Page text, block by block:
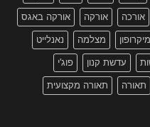
אורכה אורקה אורקה באגס
מיקרופון מצלמה נאנלייט
עדשת קנון פוג'י
תאורה תאורה מקצועית